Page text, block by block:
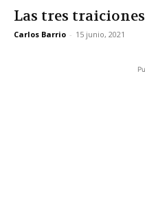
Las tres
Carlos Barrio - 15 junio, 2021